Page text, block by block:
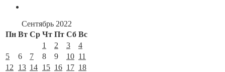
Сентябрь 2022
Пн Вт Ср Чт Пт Сб Вс
1
2 3
4
5
6 7 8 9 10 11
12
13 14 15 16 17 18